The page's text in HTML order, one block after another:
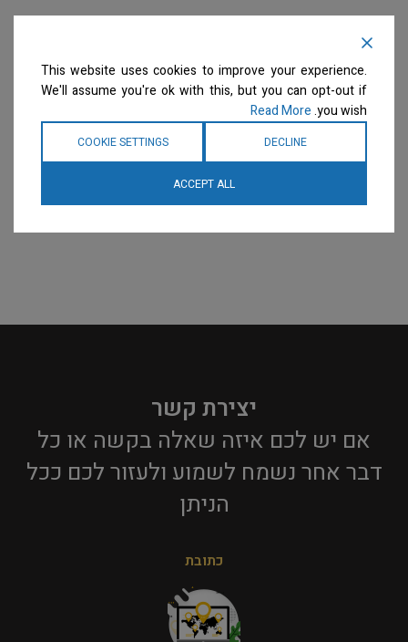
יצירת קשר
אם יש לכם איזה שאלה בקשה או כל
דבר אחר נשמח לשמוע ולעזור לכם ככל
הניתן​
כתובת
This website uses cookies to improve your experience.
We'll assume you're ok with this, but you can opt-out if
you wish.
Read More
DECLINE
COOKIE SETTINGS
ACCEPT ALL